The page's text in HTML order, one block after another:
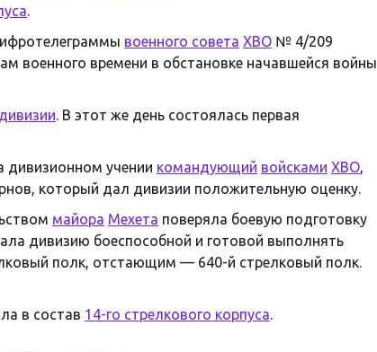
.
военного совета ХВО № 4/209
военного времени в обстановке начавшейся войны
дивизии. В этот же день состоялась первая
дивизионном учении командующий войсками ХВО,
который дал дивизии положительную оценку.
майора Мехета поверяла боевую подготовку
дивизию боеспособной и готовой выполнять
полк, отстающим — 640-й стрелковый полк.
в состав 14-го стрелкового корпуса.